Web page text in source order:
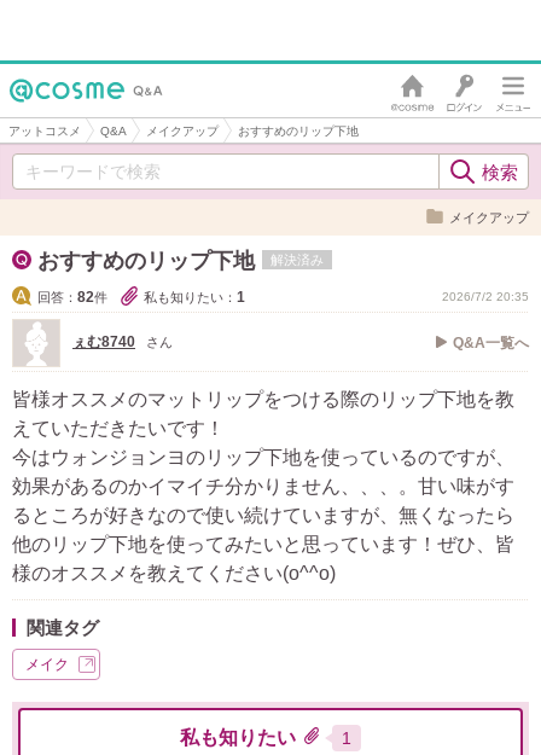
アットコスメ Q&A メイクアップ おすすめのリップ下地
メイクアップ
おすすめのリップ下地 解決済み
回答： 82件 私も知りたい： 1 2026/7/2 20:35
ぇむ8740 さん Q&A一覧へ
皆様オススメのマットリップをつける際のリップ下地を教
えていただきたいです！
今はウォンジョンヨのリップ下地を使っているのですが、
効果があるのかイマイチ分かりません、、、。甘い味がす
るところが好きなので使い続けていますが、無くなったら
他のリップ下地を使ってみたいと思っています！ぜひ、皆
様のオススメを教えてください(o^^o)
関連タグ
メイク
私も知りたい 1